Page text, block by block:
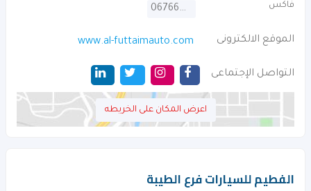
فاكس 067664247
الموقع الالكترونى www.al-futtaimauto.com
التواصل الإجتماعى
اعرض المكان على الخريطه
الفطيم للسيارات فرع الطيبة